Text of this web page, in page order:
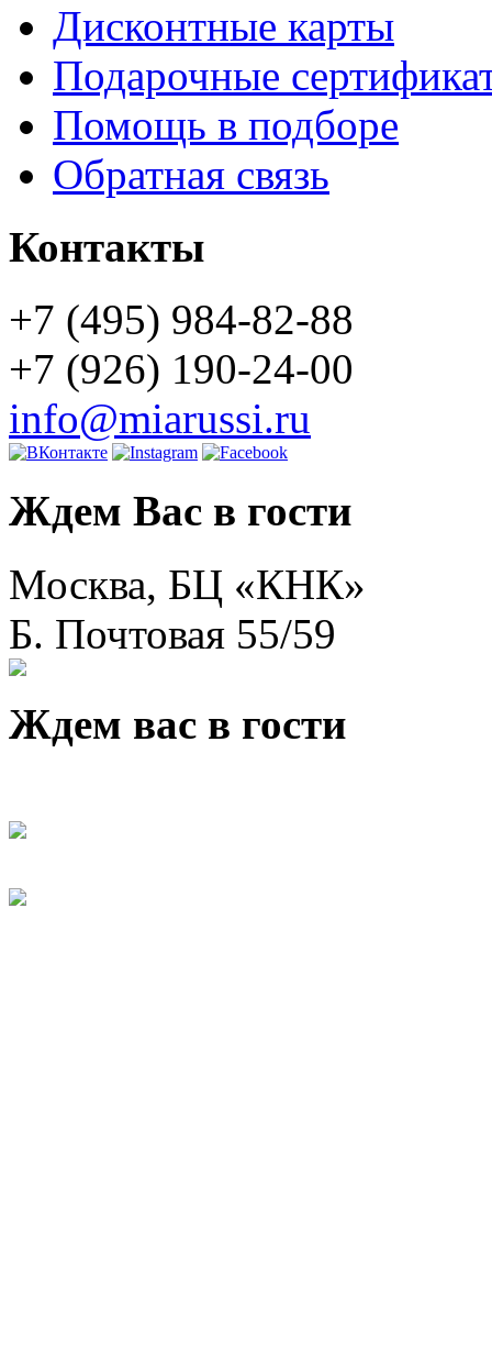
Дисконтные карты
Подарочные
Помощь в подборе
Обратная связь
Контакты
+7 (495) 984-82-88
+7 (926) 190-24-00
info@miarussi.ru
Ждем Вас в гости
Москва, БЦ «КНК»
Б. Почтовая 55/59
Ждем вас в гости